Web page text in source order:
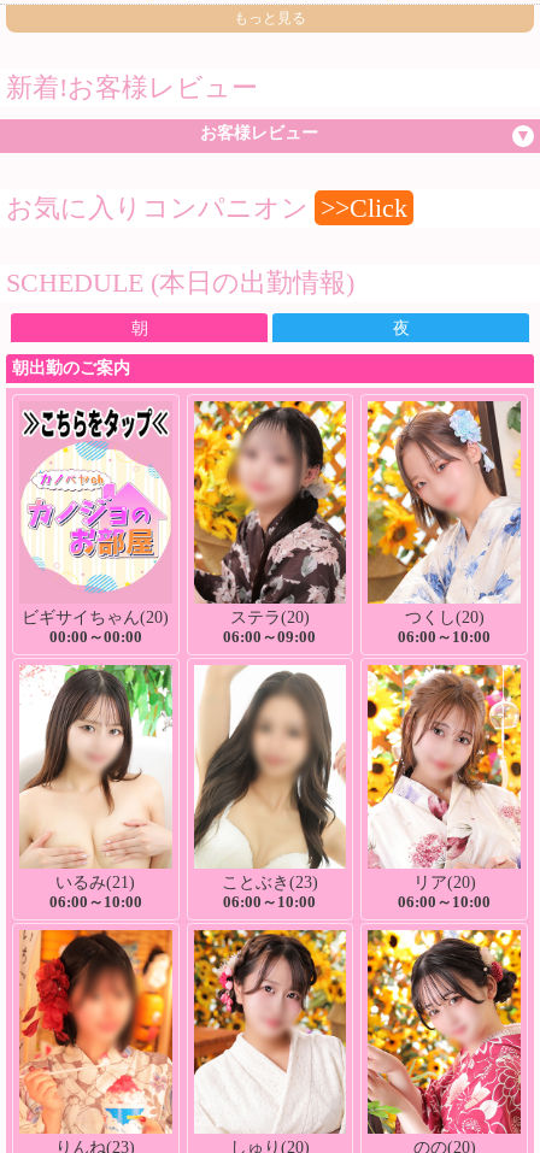
もっと見る
新着!お客様レビュー
お客様レビュー
お気に入りコンパニオン >>Click
SCHEDULE (本日の出勤情報)
朝 夜
朝出勤のご案内
ビギサイちゃん(20)
00:00～00:00
ステラ(20)
06:00～09:00
つくし(20)
06:00～10:00
いるみ(21)
06:00～10:00
ことぶき(23)
06:00～10:00
リア(20)
06:00～10:00
りんね(23) しゅり(20) のの(20)